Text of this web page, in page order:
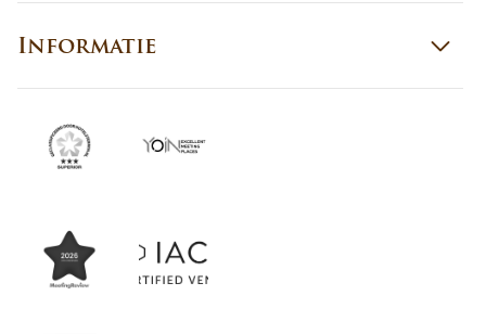
Informatie